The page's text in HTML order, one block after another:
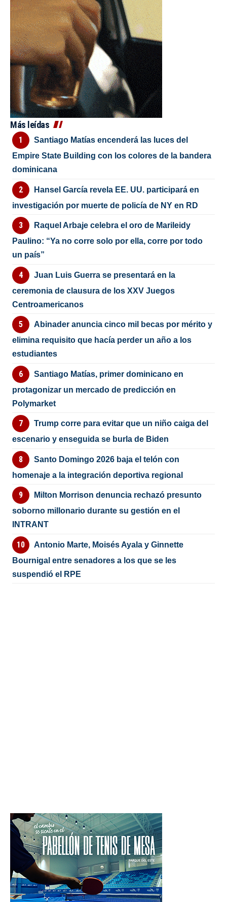
Más leídas
Santiago Matías encenderá las luces del
Empire State Building con los colores de la bandera
dominicana
Hansel García revela EE. UU. participará en
investigación por muerte de policía de NY en RD
Raquel Arbaje celebra el oro de Marileidy
Paulino: “Ya no corre solo por ella, corre por todo
un país”
Juan Luis Guerra se presentará en la
ceremonia de clausura de los XXV Juegos
Centroamericanos
Abinader anuncia cinco mil becas por mérito y
elimina requisito que hacía perder un año a los
estudiantes
Santiago Matías, primer dominicano en
protagonizar un mercado de predicción en
Polymarket
Trump corre para evitar que un niño caiga del
escenario y enseguida se burla de Biden
Santo Domingo 2026 baja el telón con
homenaje a la integración deportiva regional
Milton Morrison denuncia rechazó presunto
soborno millonario durante su gestión en el
INTRANT
Antonio Marte, Moisés Ayala y Ginnette
Bournigal entre senadores a los que se les
suspendió el RPE